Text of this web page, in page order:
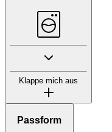
Klappe mich aus
Passform